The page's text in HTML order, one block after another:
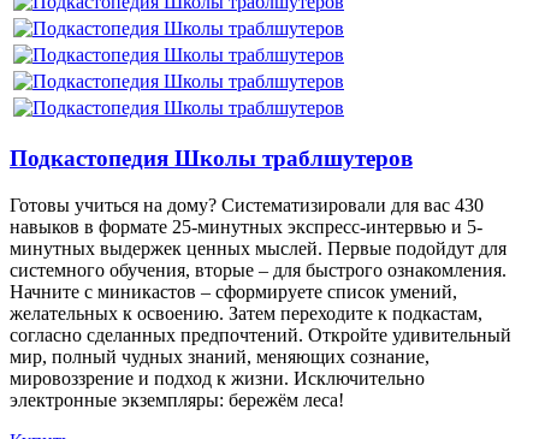
Подкастопедия Школы траблшутеров
Готовы учиться на дому? Систематизировали для вас 430
навыков в формате 25-минутных экспресс-интервью и 5-
минутных выдержек ценных мыслей. Первые подойдут для
системного обучения, вторые – для быстрого ознакомления.
Начните с миникастов – сформируете список умений,
желательных к освоению. Затем переходите к подкастам,
согласно сделанных предпочтений. Откройте удивительный
мир, полный чудных знаний, меняющих сознание,
мировоззрение и подход к жизни. Исключительно
электронные экземпляры: бережём леса!